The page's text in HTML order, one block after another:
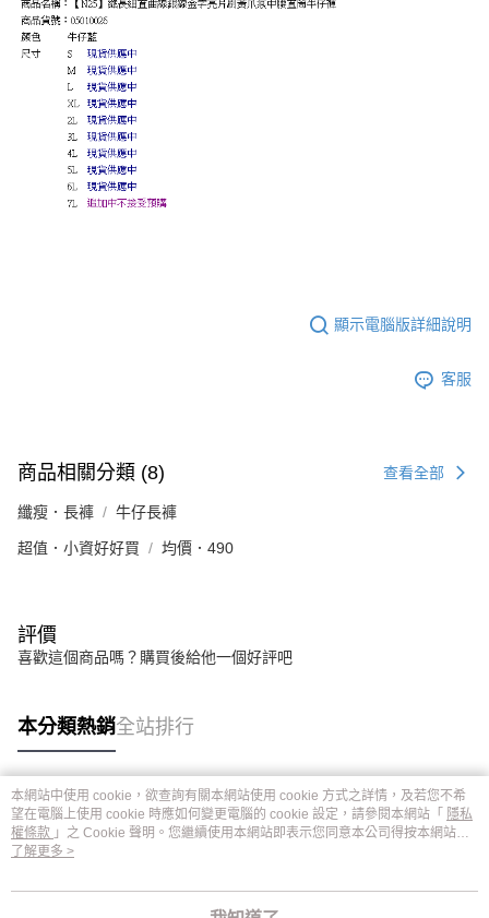
顯示電腦版詳細說明
客服
商品相關分類 (8) 查看全部
纖瘦．長褲 牛仔長褲
超值．小資好好買 均價．490
評價
喜歡這個商品嗎？購買後給他一個好評吧
本分類熱銷全站排行
熱門標籤
本網站中使用 cookie，欲查詢有關本網站使用 cookie 方式之詳情，及若您不希
望在電腦上使用 cookie 時應如何變更電腦的 cookie 設定，請參閱本網站「 隱私
權條款 」之 Cookie 聲明。您繼續使用本網站即表示您同意本公司得按本網站使
用條款之 Cookie 聲明使用 cookie。
了解更多 >